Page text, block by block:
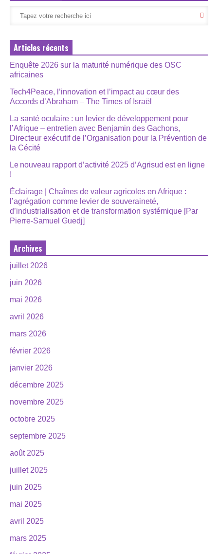
Articles récents
Enquête 2026 sur la maturité numérique des OSC
africaines
Tech4Peace, l’innovation et l’impact au cœur des
Accords d’Abraham – The Times of Israël
La santé oculaire : un levier de développement pour
l’Afrique – entretien avec Benjamin des Gachons,
Directeur exécutif de l’Organisation pour la Prévention de
la Cécité
Le nouveau rapport d’activité 2025 d’Agrisud est en ligne
!
Éclairage | Chaînes de valeur agricoles en Afrique :
l’agrégation comme levier de souveraineté,
d’industrialisation et de transformation systémique [Par
Pierre-Samuel Guedj]
Archives
juillet 2026
juin 2026
mai 2026
avril 2026
mars 2026
février 2026
janvier 2026
décembre 2025
novembre 2025
octobre 2025
septembre 2025
août 2025
juillet 2025
juin 2025
mai 2025
avril 2025
mars 2025